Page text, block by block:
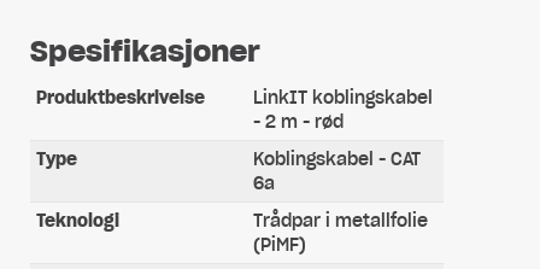
Spesifikasjoner
Produktbeskrivelse
LinkIT koblingskabel
- 2 m - rød
Type
Koblingskabel - CAT
6a
Teknologi
Trådpar i metallfolie
(PiMF)